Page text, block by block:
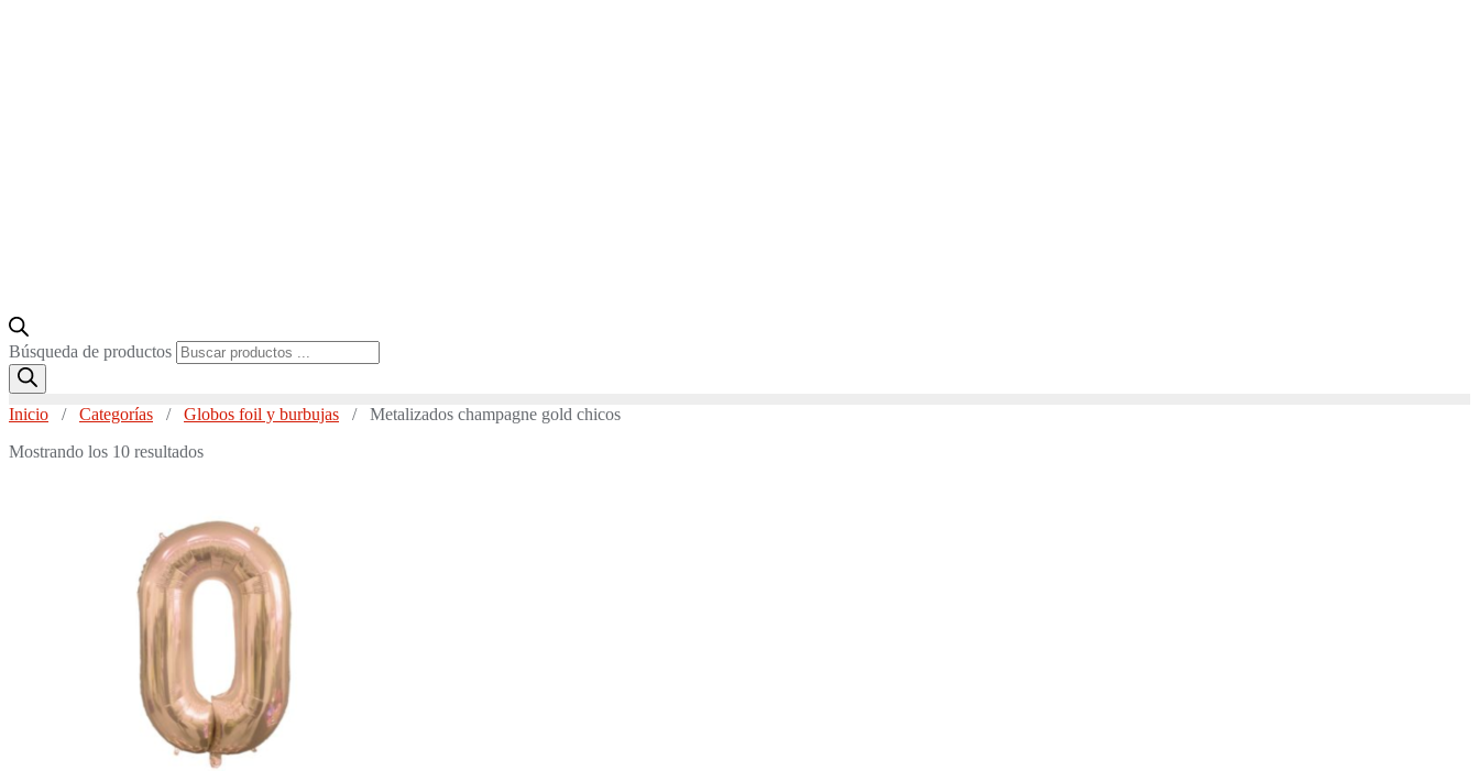
Búsqueda de productos
Inicio / Categorías / Globos foil y burbujas / Metalizados champagne gold chicos
Mostrando los 10 resultados